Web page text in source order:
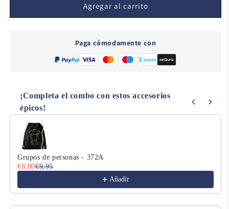
-
Plastica
-
Agregar al carrito
Paga cómodamente con
¡Completa el combo con estos accesorios
épicos!
Use the Previous and Next buttons to navigate through
Grupos de personas - 372A
€8,00€9,95
Añadir